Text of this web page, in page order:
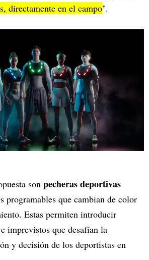
directamente en el campo".
son pecheras deportivas
programables que cambian de color
Estas permiten introducir
imprevistos que desafían la
y decisión de los deportistas en